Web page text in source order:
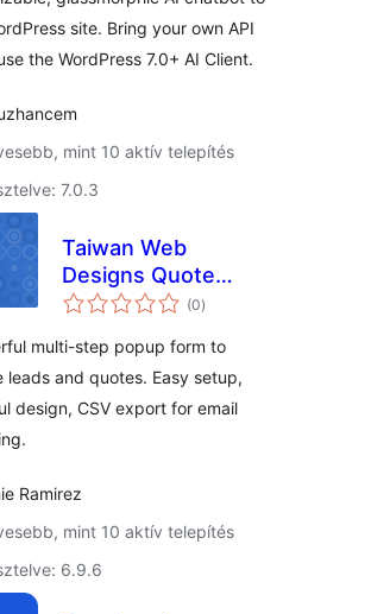
site. Bring your own API
the WordPress 7.0+ AI Client.
mint 10 aktív telepítés
7.0.3
Taiwan Web
Designs Quote
Popup
(0értékelés
összesen
)
multi-step popup form to
leads and quotes. Easy setup,
design, CSV export for email
Ramirez
mint 10 aktív telepítés
6.9.6